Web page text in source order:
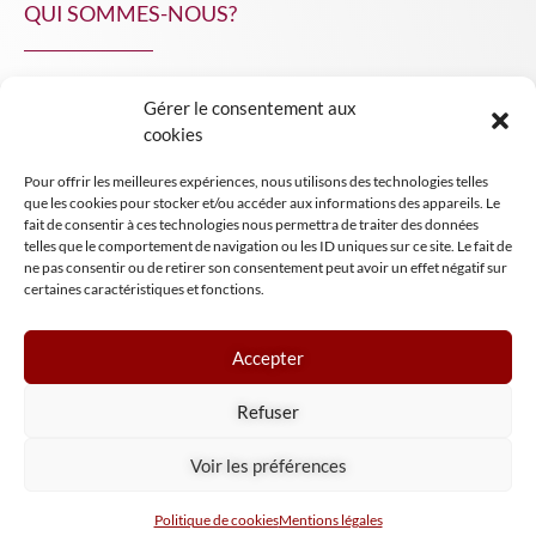
Gérer le consentement aux
cookies
Pour offrir les meilleures expériences, nous utilisons des technologies telles
que les cookies pour stocker et/ou accéder aux informations des appareils. Le
fait de consentir à ces technologies nous permettra de traiter des données
telles que le comportement de navigation ou les ID uniques sur ce site. Le fait de
ne pas consentir ou de retirer son consentement peut avoir un effet négatif sur
certaines caractéristiques et fonctions.
Accepter
Refuser
Voir les préférences
Politique de cookiesMentions légales
QUI SOMMES-NOUS?
INSIGHT NPA
Mentions légales
Tous droits réservés NPA Conseil